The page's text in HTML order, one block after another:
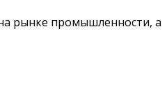
рынке промышленности, а